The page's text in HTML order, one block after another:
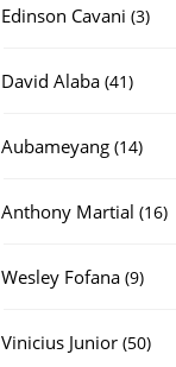
Edinson Cavani 33
David Alaba 4141
Aubameyang 1414
Anthony Martial 1616
Wesley Fofana 99
Vinicius Junior 5050